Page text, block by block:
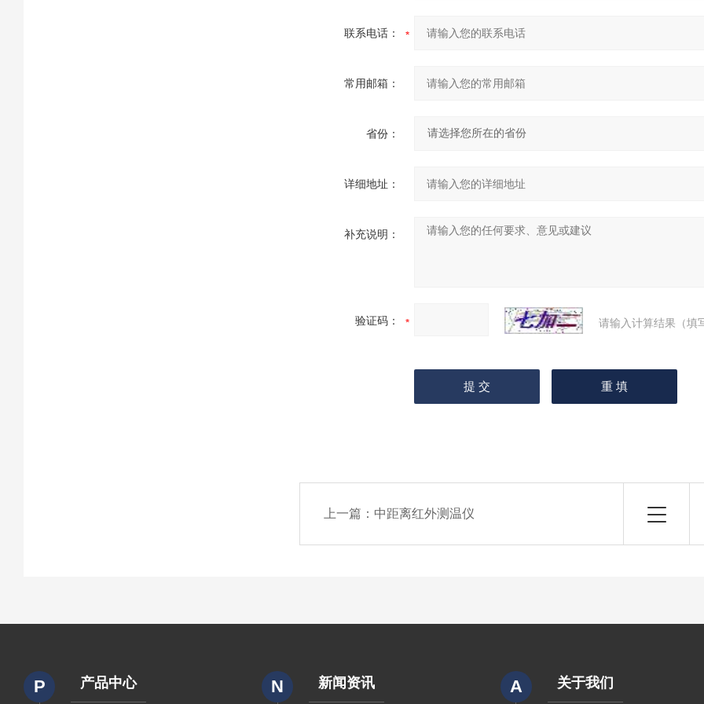
联系电话：
常用邮箱：
省份：
详细地址：
补充说明：
验证码： 请输入计算结果（填
上一篇： 中距离红外测温仪
P 产品中心 N 新闻资讯 A 关于我们